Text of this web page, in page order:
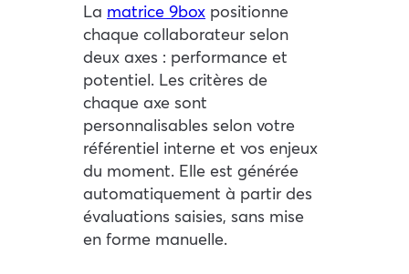
La matrice 9box positionne
chaque collaborateur selon
deux axes : performance et
potentiel. Les critères de
chaque axe sont
personnalisables selon votre
référentiel interne et vos enjeux
du moment. Elle est générée
automatiquement à partir des
évaluations saisies, sans mise
en forme manuelle.